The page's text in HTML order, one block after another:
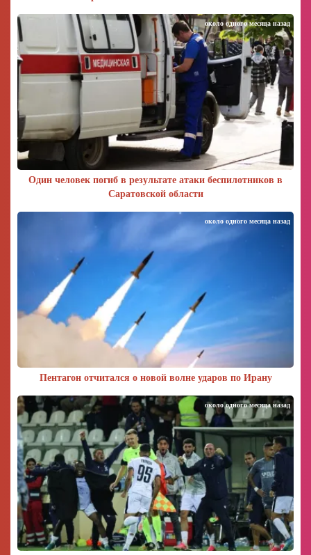
Один человек погиб в результате атаки беспилотников в
Саратовской области
около одного месяца назад
Пентагон отчитался о новой волне ударов по Ирану
около одного месяца назад
около одного месяца назад